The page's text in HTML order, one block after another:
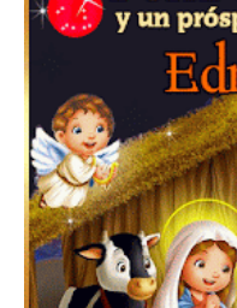
Te deseo una Feliz